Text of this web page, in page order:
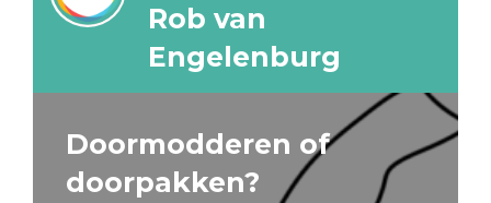
Rob van
Engelenburg
Doormodderen of
doorpakken?